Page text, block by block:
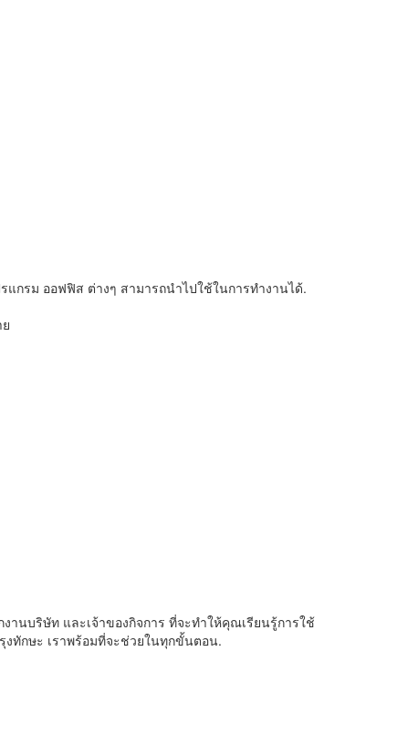
กรม ออฟฟิส ต่างๆ สามารถนำไปใช้ในการทำงานได้.
านบริษัท และเจ้าของกิจการ ที่จะทำให้คุณเรียนรู้การใช้
งทักษะ เราพร้อมที่จะช่วยในทุกขั้นตอน.